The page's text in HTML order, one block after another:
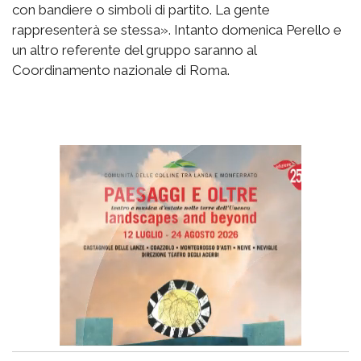
con bandiere o simboli di partito. La gente
rappresenterà se stessa». Intanto domenica Perello e
un altro referente del gruppo saranno al
Coordinamento nazionale di Roma.